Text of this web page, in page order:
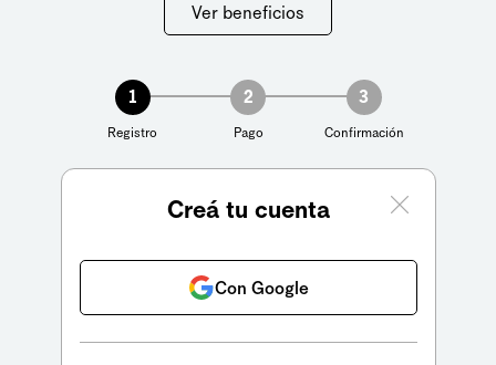
Ver beneficios
1
Registro
2
Pago
3
Confirmación
Creá tu cuenta
Con Google